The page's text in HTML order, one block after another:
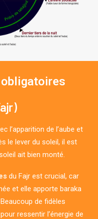
l’apparition de l’aube et
le lever du soleil, il est
ait bien monté.
du Fajr est crucial, car
et elle apporte baraka
de fidèles
ressentir l’énergie de